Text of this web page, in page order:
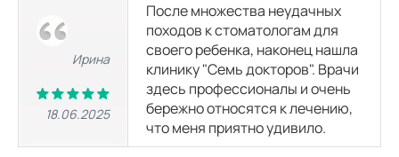
УЗИ молочных желез
1995 р. 1496 р.
УЗИ молочных желез
УЗИ суставов
Ирина
18.06.2025
После множества неудачных
походов к стоматологам для
своего ребенка, наконец нашла
клинику "Семь докторов". Врачи
здесь профессионалы и очень
бережно относятся к лечению,
что меня приятно удивило.